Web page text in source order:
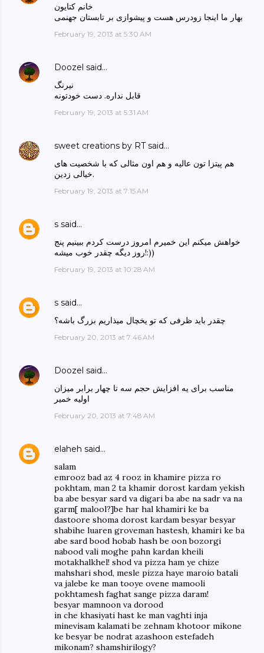
خانم کتایون
بهار ما اینجا زودرس هست و پیشوازی بر تابستان جهنمی
February 19, 2013 at 5:30 AM
Doozel said…
نیرنگ
قابل نداره. دست خودتونه
February 19, 2013 at 5:31 AM
sweet creations by RTsaid…
هم پیتزا تون عالیه و هم اون مثالی که با شخصیت های
خیالی زدین.
February 19, 2013 at 7:15 AM
s said…
خواهش میکنم این خمیرم امروز درست کردم ببینیم پنج
روز دیگه چقدر خوب میشه!:))
February 19, 2013 at 10:28 AM
s said…
چقدر باید ظرفی که تو یخچال میذاریم بزرگ باشه؟
February 20, 2013 at 7:46 AM
Doozel said…
مناسب برای یه افزایش حجم سه تا چهار برابر میزان
اولیه خمیر
February 20, 2013 at 7:48 AM
elaheh said…
salam
emrooz bad az 4 rooz in khamire pizza ro
pokhtam, man 2 ta khamir dorost kardam yekish
ba abe besyar sard va digari ba abe na sadr va na
garm[ malool?]be har hal khamiri ke ba
dastoore shoma dorost kardam besyar besyar
shabihe luaren groveman hastesh, khamiri ke ba
abe sard bood hobab hash be oon bozorgi
nabood vali moghe pahn kardan kheili
motakhalkhel! shod va pizza ham ye chize
mahshari shod, mesle pizza haye maroio batali
va jalebe ke man tooye ovene mamooli
pokhtamesh faghat sange pizza daram!
besyar mamnoon va dorood
in che khasiyati hast ke man vaghti inja
minevisam kalamati be zehnam khotoor mikone
ke besyar be nodrat azashoon estefadeh
mikonam? shamshirilogy?